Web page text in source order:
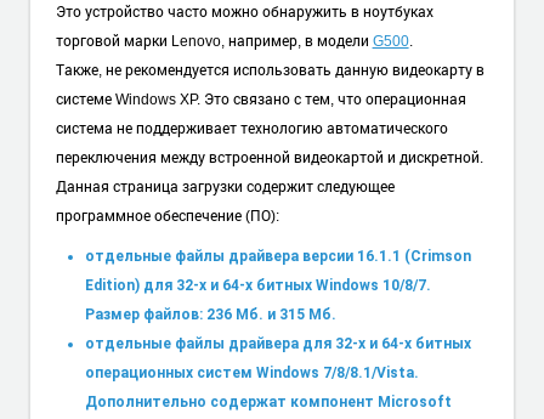
Это устройство часто можно обнаружить в ноутбуках
торговой марки Lenovo, например, в модели G500.
Также, не рекомендуется использовать данную видеокарту в
системе Windows XP. Это связано с тем, что операционная
система не поддерживает технологию автоматического
переключения между встроенной видеокартой и дискретной.
Данная страница загрузки содержит следующее
программное обеспечение (ПО):
отдельные файлы драйвера версии 16.1.1 (Crimson
Edition) для 32-х и 64-х битных Windows 10/8/7.
Размер файлов: 236 Мб. и 315 Мб.
отдельные файлы драйвера для 32-х и 64-х битных
операционных систем Windows 7/8/8.1/Vista.
Дополнительно содержат компонент Microsoft